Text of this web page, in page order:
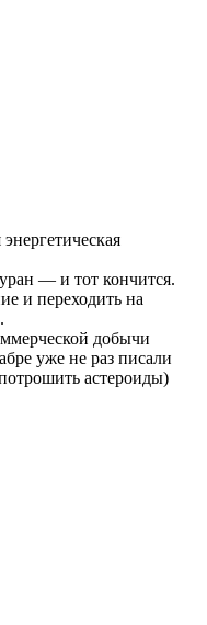
— и тот кончится.
и переходить на
добычи
уже не раз писали
астероиды)